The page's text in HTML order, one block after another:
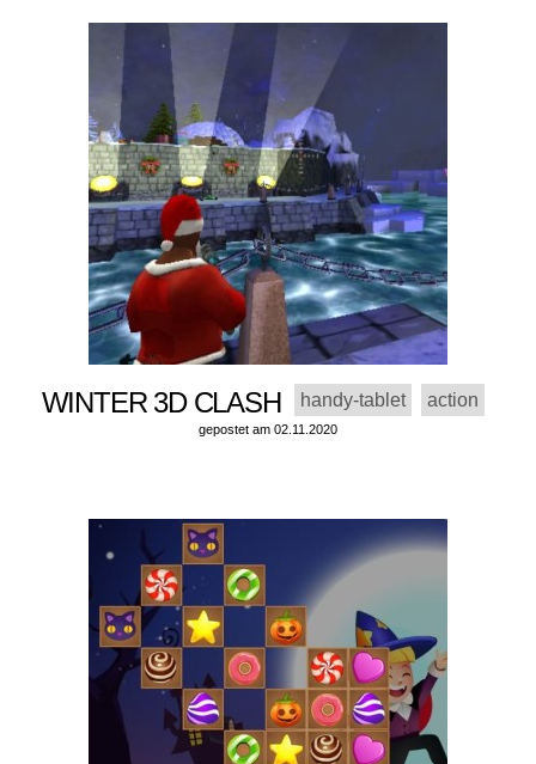
WINTER 3D CLASH handy-tablet action
gepostet am 02.11.2020